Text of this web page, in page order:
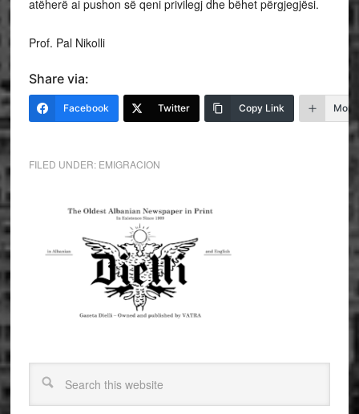
atëherë ai pushon së qeni privilegj dhe bëhet përgjegjësi.
Prof. Pal Nikolli
Share via:
Facebook Twitter Copy Link More
FILED UNDER: EMIGRACION